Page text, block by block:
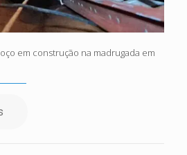
em construção na madrugada em